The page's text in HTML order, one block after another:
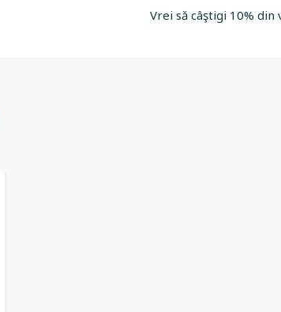
Vrei să câştigi 10% din